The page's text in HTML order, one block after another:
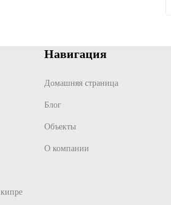
Навигация
Домашняя страница
Блог
Объекты
О компании